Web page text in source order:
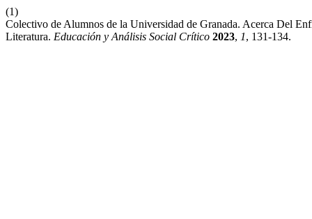
(1)
Colectivo de Alumnos de la Universidad de Granada. Acerca Del
Literatura. Educación y Análisis Social Crítico 2023, 1, 131-134.